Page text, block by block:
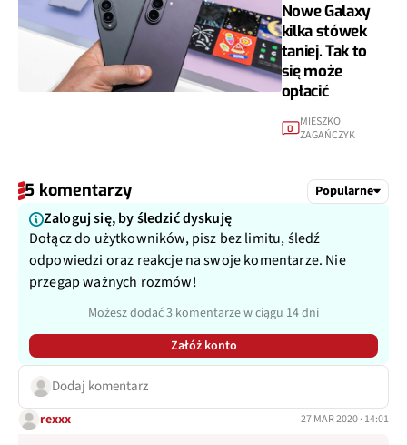
Nowe Galaxy
kilka stówek
taniej. Tak to
się może
opłacić
0 MIESZKO
ZAGAŃCZYK
5 komentarzy Popularne
Zaloguj się, by śledzić dyskuję
Dołącz do użytkowników, pisz bez limitu, śledź
odpowiedzi oraz reakcje na swoje komentarze. Nie
przegap ważnych rozmów!
Możesz dodać 3 komentarze w ciągu 14 dni
Załóż konto
Dodaj komentarz
rexxx 27 MAR 2020 · 14:01